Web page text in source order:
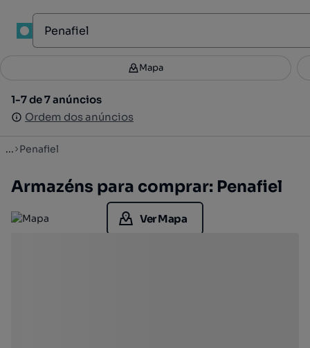
Filtros 2
1-7 de 7 anúncios
Ordem dos anúncios
Mapa
1-7 de 7 anúncios
Ordem dos anúncios
... Penafiel
Armazéns para comprar: Penafiel
Ver Mapa